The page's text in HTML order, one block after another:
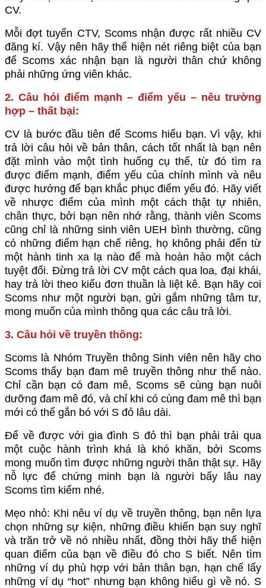
CV.
Mỗi đợt tuyển CTV, Scoms nhận được rất nhiều CV
đăng kí. Vậy nên hãy thể hiện nét riêng biệt của bạn
để Scoms xác nhận bạn là người thân chứ không
phải những ứng viên khác.
2. Câu hỏi điểm mạnh – điểm yếu – nêu trường
hợp – thất bại:
CV là bước đầu tiên để Scoms hiểu bạn. Vì vậy, khi
trả lời câu hỏi về bản thân, cách tốt nhất là bạn nên
đặt mình vào một tình huống cụ thể, từ đó tìm ra
được điểm mạnh, điểm yếu của chính mình và nêu
được hướng để bạn khắc phục điểm yếu đó. Hãy viết
về nhược điểm của mình một cách thật tự nhiên,
chân thực, bởi bạn nên nhớ rằng, thành viên Scoms
cũng chỉ là những sinh viên UEH bình thường, cũng
có những điểm hạn chế riêng, họ không phải đến từ
một hành tinh xa lạ nào để mà hoàn hảo một cách
tuyệt đối. Đừng trả lời CV một cách qua loa, đại khái,
hay trả lời theo kiểu đơn thuần là liệt kê. Bạn hãy coi
Scoms như một người bạn, gửi gắm những tâm tư,
mong muốn của mình thông qua các câu trả lời.
3. Câu hỏi về truyền thông:
Scoms là Nhóm Truyền thông Sinh viên nên hãy cho
Scoms thấy bạn đam mê truyền thông như thế nào.
Chỉ cần bạn có đam mê, Scoms sẽ cùng bạn nuôi
dưỡng đam mê đó, và chỉ khi có cùng đam mê thì bạn
mới có thể gắn bó với S đỏ lâu dài.
Để về được với gia đình S đỏ thì bạn phải trải qua
một cuộc hành trình khá là khó khăn, bởi Scoms
mong muốn tìm được những người thân thật sự. Hãy
nỗ lực để chứng minh bạn là người bấy lâu nay
Scoms tìm kiếm nhé.
Mẹo nhỏ: Khi nêu ví dụ về truyền thông, bạn nên lựa
chọn những sự kiện, những điều khiến bạn suy nghĩ
và trăn trở về nó nhiều nhất, đồng thời hãy thể hiện
quan điểm của bạn về điều đó cho S biết. Nên tìm
những ví dụ phù hợp với bản thân bạn, hạn chế lấy
những ví dụ “hot” nhưng bạn không hiểu gì về nó. S